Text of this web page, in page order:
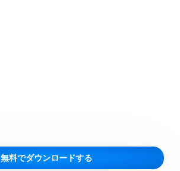
無料でダウンロードする